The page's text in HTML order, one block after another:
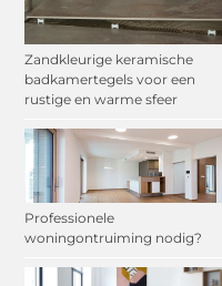
Zandkleurige keramische
badkamertegels voor een
rustige en warme sfeer
Professionele
woningontruiming nodig?